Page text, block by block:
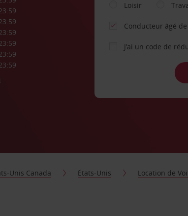
Loisir
Conducteur âgé
J’ai un code de
Unis Canada États-Unis Location de